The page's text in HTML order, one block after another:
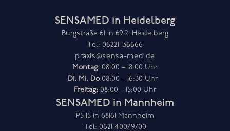
SENSAMED in Heidelberg
Burgstraße 61 in 69121 Heidelberg
Tel: 06221 136666
praxis@sensa-med.de
Montag:
08:00 – 18:00 Uhr
Di, Mi, Do
Freitag: 08:00 – 15:00 Uhr
SENSAMED in Mannheim
P5 15 in 68161 Mannheim
Tel: 0621 40079700